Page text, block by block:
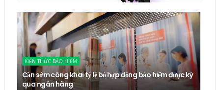
KIẾN THỨC BẢO HIỂM
Cần sớm công khai tỷ lệ bỏ hợp đồng bảo hiểm được ký
qua ngân hàng